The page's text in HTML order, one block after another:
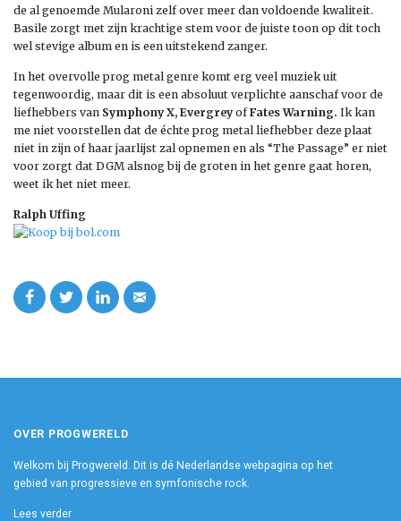
de al genoemde Mularoni zelf over meer dan voldoende kwaliteit.
Basile zorgt met zijn krachtige stem voor de juiste toon op dit toch
wel stevige album en is een uitstekend zanger.
In het overvolle prog metal genre komt erg veel muziek uit
tegenwoordig, maar dit is een absoluut verplichte aanschaf voor de
liefhebbers van Symphony X, EvergreyofFates Warning. Ik kan
me niet voorstellen dat de échte prog metal liefhebber deze plaat
niet in zijn of haar jaarlijst zal opnemen en als “The Passage” er niet
voor zorgt dat DGM alsnog bij de groten in het genre gaat horen,
weet ik het niet meer.
Ralph Uffing
OVER PROGWERELD
Welkom bij Progwereld. Dit is dé Nederlandse webpagina op het
gebied van progressieve en symfonische rock.
Lees verder